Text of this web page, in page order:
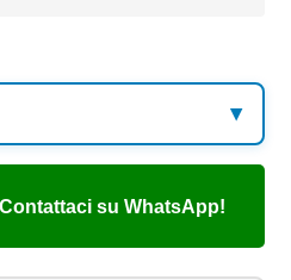
▼
su WhatsApp!